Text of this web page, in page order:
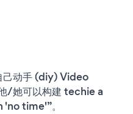
己动手 (diy) Video
/她可以构建 techie a
time'”。